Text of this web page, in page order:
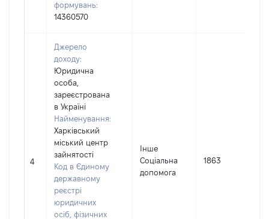
формувань:
14360570
4
Джерело
доходу:
Юридична
особа,
зареєстрована
в Україні
Найменування:
Харківський
міський центр
зайнятості
Код в Єдиному
державному
реєстрі
юридичних
осіб, фізичних
Інше
Соціальна
допомога
1863